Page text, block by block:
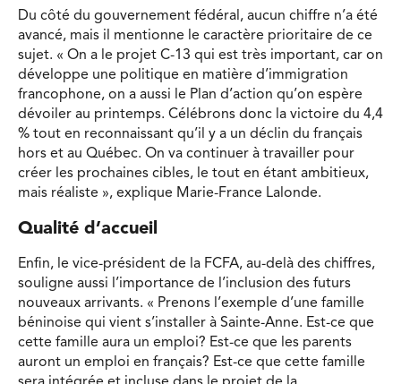
Du côté du gouvernement fédéral, aucun chiffre n’a été
avancé, mais il mentionne le caractère prioritaire de ce
sujet. « On a le projet C-13 qui est très important, car on
développe une politique en matière d’immigration
francophone, on a aussi le Plan d’action qu’on espère
dévoiler au printemps. Célébrons donc la victoire du 4,4
% tout en reconnaissant qu’il y a un déclin du français
hors et au Québec. On va continuer à travailler pour
créer les prochaines cibles, le tout en étant ambitieux,
mais réaliste », explique Marie-France Lalonde.
Qualité d’accueil
Enfin, le vice-président de la FCFA, au-delà des chiffres,
souligne aussi l’importance de l’inclusion des futurs
nouveaux arrivants. « Prenons l’exemple d’une famille
béninoise qui vient s’installer à Sainte-Anne. Est-ce que
cette famille aura un emploi? Est-ce que les parents
auront un emploi en français? Est-ce que cette famille